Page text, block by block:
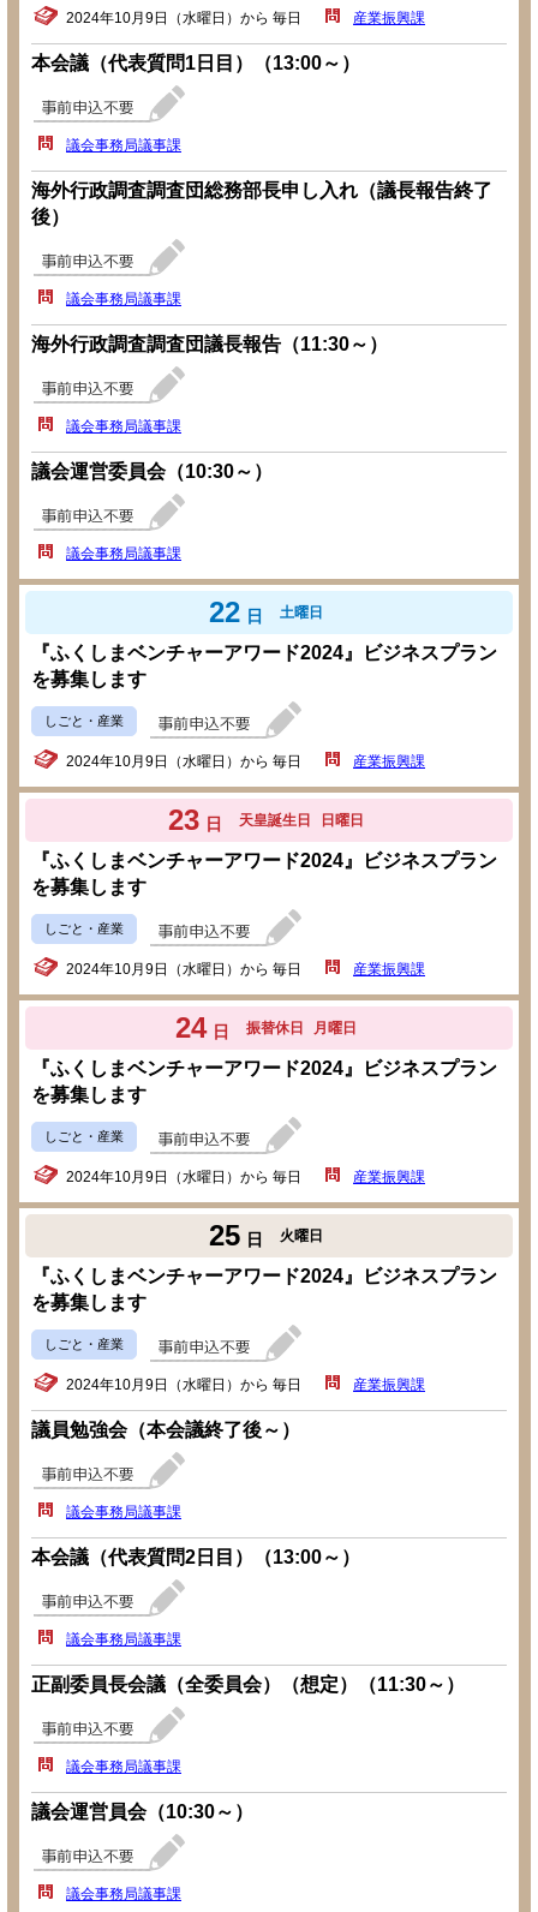
2024年10月9日（水曜日）から 毎日 産業振興課
本会議（代表質問1日目）（13:00～）
議会事務局議事課
海外行政調査調査団総務部長申し入れ（議長報告終了
後）
議会事務局議事課
海外行政調査調査団議長報告（11:30～）
議会事務局議事課
議会運営委員会（10:30～）
議会事務局議事課
22 日 土曜日
『ふくしまベンチャーアワード2024』ビジネスプラン
を募集します
しごと・産業
2024年10月9日（水曜日）から 毎日 産業振興課
23 日 天皇誕生日 日曜日
『ふくしまベンチャーアワード2024』ビジネスプラン
を募集します
しごと・産業
2024年10月9日（水曜日）から 毎日 産業振興課
24 日 振替休日 月曜日
『ふくしまベンチャーアワード2024』ビジネスプラン
を募集します
しごと・産業
2024年10月9日（水曜日）から 毎日 産業振興課
25 日 火曜日
『ふくしまベンチャーアワード2024』ビジネスプラン
を募集します
しごと・産業
2024年10月9日（水曜日）から 毎日 産業振興課
議員勉強会（本会議終了後～）
議会事務局議事課
本会議（代表質問2日目）（13:00～）
議会事務局議事課
正副委員長会議（全委員会）（想定）（11:30～）
議会事務局議事課
議会運営員会（10:30～）
議会事務局議事課